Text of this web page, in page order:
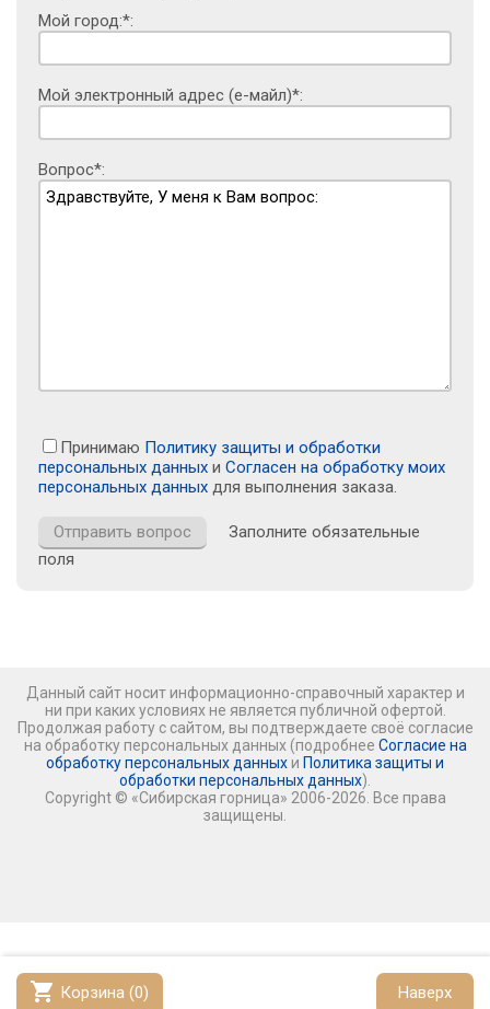
shopping_cart Корзина (0) Наверх
Мой город:*:
Мой электронный адрес (е-майл)*:
Вопрос*:
Принимаю Политику защиты и обработки
персональных данных и Согласен на обработку моих
персональных данных для выполнения заказа.
Заполните обязательные
поля
Данный сайт носит информационно-справочный характер и
ни при каких условиях не является публичной офертой.
Продолжая работу с сайтом, вы подтверждаете своё согласие
на обработку персональных данных (подробнее Согласие на
обработку персональных данных и Политика защиты и
обработки персональных данных).
Copyright © «Сибирская горница» 2006-2026. Все права
защищены.